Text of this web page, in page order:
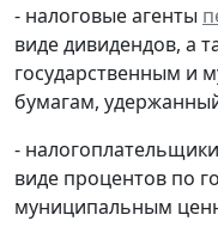
- налоговые агенты
виде дивидендов, а
государственным и
бумагам,
- налогоплательщики
виде процентов по
муниципальным